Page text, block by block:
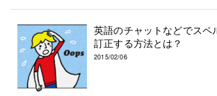
英語のチャットなどでスペ
訂正する方法とは？
2015/02/06